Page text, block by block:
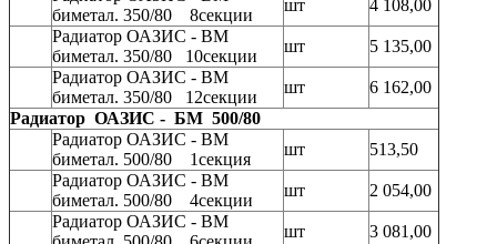
биметал. 350/80 8секции
шт
4 108,00
Радиатор ОАЗИС - BM
биметал. 350/80 10секции
шт
5 135,00
Радиатор ОАЗИС - BM
биметал. 350/80 12секции
шт
6 162,00
Радиатор ОАЗИС - БМ 500/80
Радиатор ОАЗИС - BM
биметал. 500/80 1секция
шт
513,50
Радиатор ОАЗИС - BM
биметал. 500/80 4секции
шт
2 054,00
Радиатор ОАЗИС - BM
шт
3 081,00